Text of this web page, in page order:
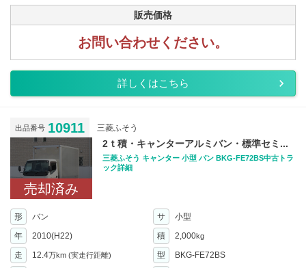
販売価格
お問い合わせください。
詳しくはこちら
出品番号 10911 三菱ふそう
売却済み
2ｔ積・キャンターアルミバン・標準セミ...
三菱ふそう キャンター 小型 バン BKG-FE72BS中古トラ
ック詳細
形 バン サ
小型
年
2010(H22) 積 2,000kg
走 12.4万km (実走行距離) 型
BKG-FE72BS